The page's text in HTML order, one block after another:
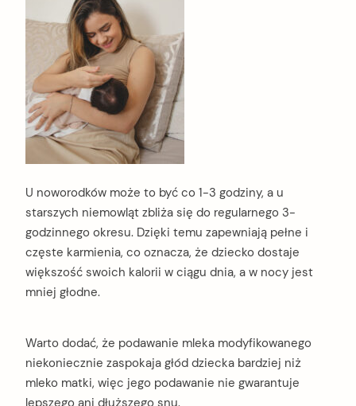
U noworodków może to być co 1-3 godziny, a u
starszych niemowląt zbliża się do regularnego 3-
godzinnego okresu. Dzięki temu zapewniają pełne i
częste karmienia, co oznacza, że dziecko dostaje
większość swoich kalorii w ciągu dnia, a w nocy jest
mniej głodne.
Warto dodać, że podawanie mleka modyfikowanego
niekoniecznie zaspokaja głód dziecka bardziej niż
mleko matki, więc jego podawanie nie gwarantuje
lepszego ani dłuższego snu.